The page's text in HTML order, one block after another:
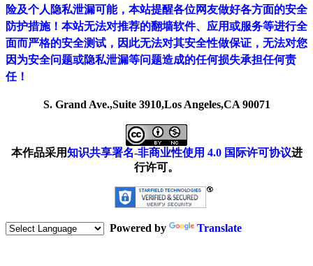
险及个人隐私泄漏可能，本站提醒各位网友做好各方面的安全
防护措施！本站无法对推荐的翻墙软件、应用或服务等进行全
面而严格的安全测试，因此无法对其安全性做保证，无法对您
因为安全问题或隐私泄漏等问题造成的任何损失承担任何责
任！
S. Grand Ave.,Suite 3910,Los Angeles,CA 90071
本作品采用知识共享署名-非商业性使用 4.0 国际许可协议进
行许可。
Powered by Translate